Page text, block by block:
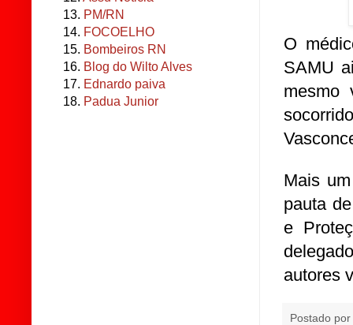
O
SAMU
mesmo
Mais
pauta
e
autores
Postado por
13. PM/RN
14. FOCOELHO
15. Bombeiros RN
16. Blog do Wilto Alves
17. Ednardo paiva
18. Padua Junior